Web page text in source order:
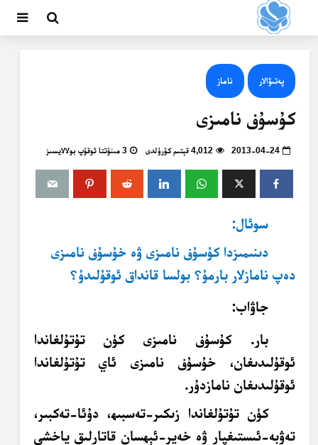
پەتىۋالار ناماز
كۇسۇف نامىزى
2013-04-24 4,012 قېتىم كۆرۈلدى 3 مىنۇتتا ئوقۇپ بولالايسىز
سوئال:
دىنىمىزدا كۇسۇف نامىزى ۋە خۇسۇف نامىزى
دەپ نامازلار بارمۇ؟ بولسا قانداق ئوقۇلىدۇ؟
جاۋاب:
بار. كۇسۇف نامىزى كۈن تۇتۇلغاندا
ئوقۇلىدىغان، خۇسۇف نامىزى ئاي تۇتۇلغاندا
ئوقۇلىدىغان نامازدۇر.
كۈن تۇتۇلغاندا زىكىر-تەسبىھ، دۇئا-تەكبىر،
تەۋبە-ئىستىغپار ۋە خەير-ئېھسان قاتارلىق ياخشى